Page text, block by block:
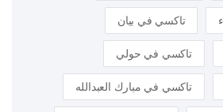
تاكسي في بيان
تاكسي في حولي
تاكسي في مبارك العبدالله